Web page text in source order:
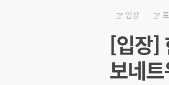
입장
[입장]
보네